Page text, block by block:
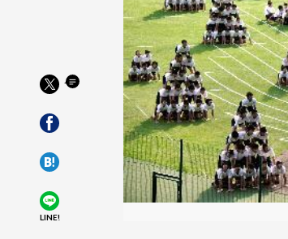
LINE!